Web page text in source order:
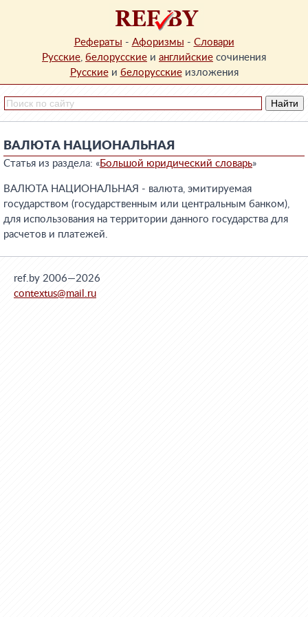
Рефераты - Афоризмы - Словари
Русские, белорусские и английские сочинения
Русскиеи белорусскиеизложения
ВАЛЮТА НАЦИОНАЛЬНАЯ
Статья из раздела: «Большой юридический словарь»
ВАЛЮТА НАЦИОНАЛЬНАЯ - валюта, эмитируемая
государством (государственным или центральным банком),
для использования на территории данного государства для
расчетов и платежей.
ref.by 2006—2026
contextus@mail.ru